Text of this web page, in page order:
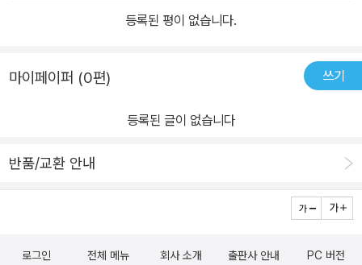
등록된 평이 없습니다.
마이페이퍼 (0편) 쓰기
등록된 글이 없습니다
반품/교환 안내
로그인 전체 메뉴 회사 소개 출판사 안내 PC 버전